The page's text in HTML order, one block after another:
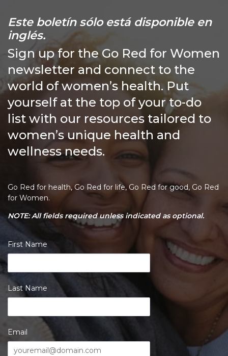
Este boletín sólo está disponible en
inglés.
Sign up for the Go Red for Women
newsletter and connect to the
world of women’s health. Put
yourself at the top of your to-do
list with our resources tailored to
women’s unique health and
wellness needs.
Go Red for health, Go Red for life, Go Red for good, Go Red
for Women.
NOTE: All fields required unless indicated as optional.
First Name
Last Name
Email